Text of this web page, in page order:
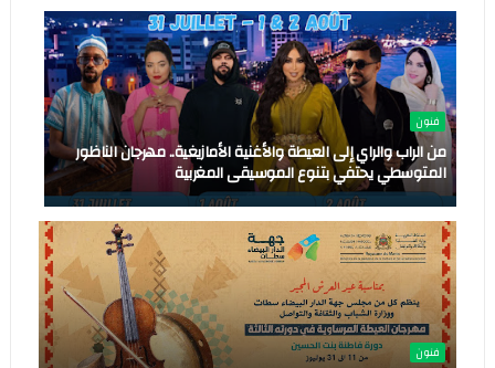
فنون
من الراب والراي إلى العيطة والأغنية الأمازيغية.. مهرجان الناظور
المتوسطي يحتفي بتنوع الموسيقى المغربية
فنون